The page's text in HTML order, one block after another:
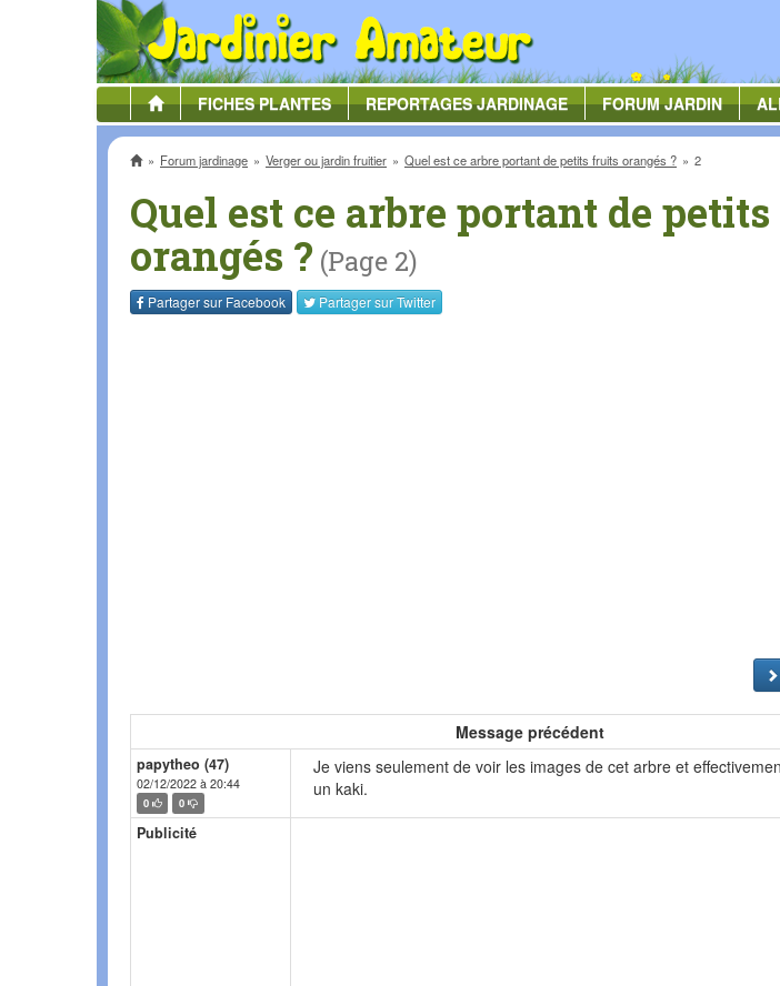
FICHESPLANTES REPORTAGESJARDINAGE FORUMJARDIN
AccueilForum jardinage Verger ou jardin fruitier Quel est ce arbre portant de petits fruits orangés ? 2
Quel est ce arbre portant de
orangés ? (Page 2)
Partager sur Facebook Partager surTwitter
Message précédent
papytheo (47)
02/12/2022 à 20:44
0 0
Je viens seulement de voir les images de cet arbre et
un kaki.
Publicité